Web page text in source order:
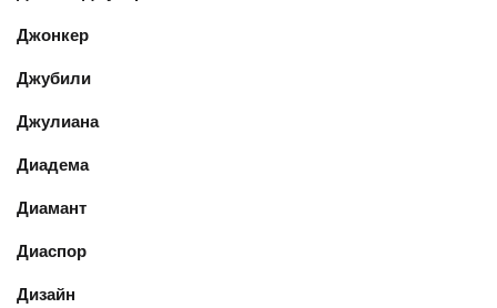
Джонкер
Джубили
Джулиана
Диадема
Диамант
Диаспор
Дизайн